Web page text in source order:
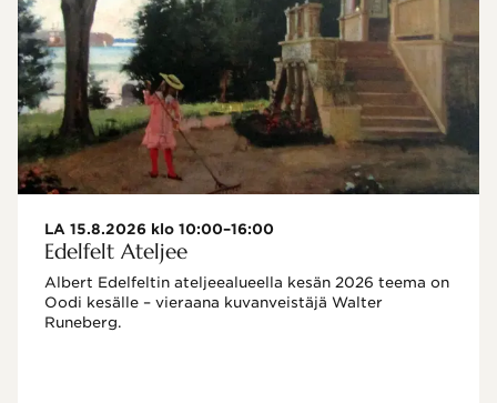
LA 15.8.2026 klo 10:00–16:00
Edelfelt Ateljee
Albert Edelfeltin ateljeealueella kesän 2026 teema on
Oodi kesälle – vieraana kuvanveistäjä Walter